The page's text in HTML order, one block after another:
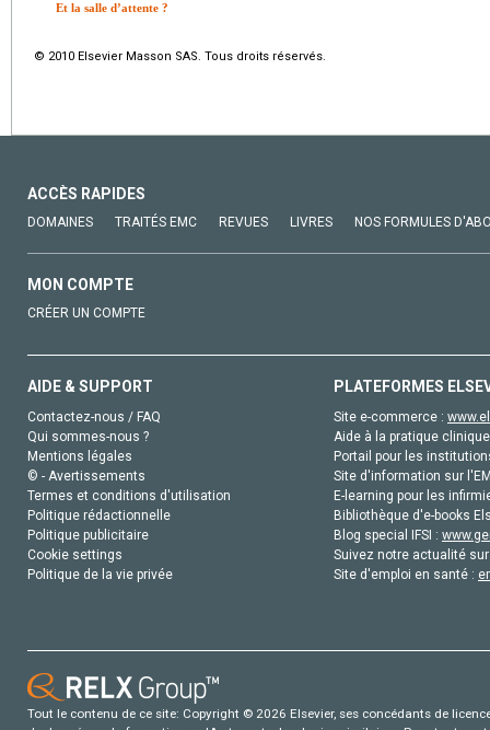
Et la salle d’attente ?
© 2010 Elsevier Masson SAS. Tous droits réservés.
ACCÈS RAPIDES
DOMAINES TRAITÉS EMC REVUES LIVRES NOS FORMULES
MON COMPTE
CRÉER UN COMPTE
AIDE & SUPPORT
Contactez-nous / FAQ
Qui sommes-nous ?
Mentions légales
© - Avertissements
Termes et conditions d'utilisation
Politique rédactionnelle
Politique publicitaire
Cookie settings
Politique de la vie privée
PLATEFORMES
Site e-commerce :
Aide à la pratique
Portail pour les
Site d'information sur
E-learning pour les
Bibliothèque d'e-books
Blog special IFSI :
Suivez notre actualité
Site d'emploi en santé :
Tout le contenu de ce site: Copyright © 2026 Elsevier, ses concédants de